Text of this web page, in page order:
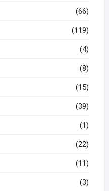
(66)
(119)
(4)
(8)
(15)
(39)
(1)
(22)
(11)
(3)